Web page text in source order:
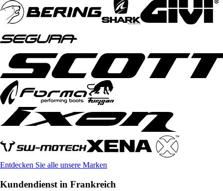
Entdecken Sie alle unsere Marken
Kundendienst in Frankreich